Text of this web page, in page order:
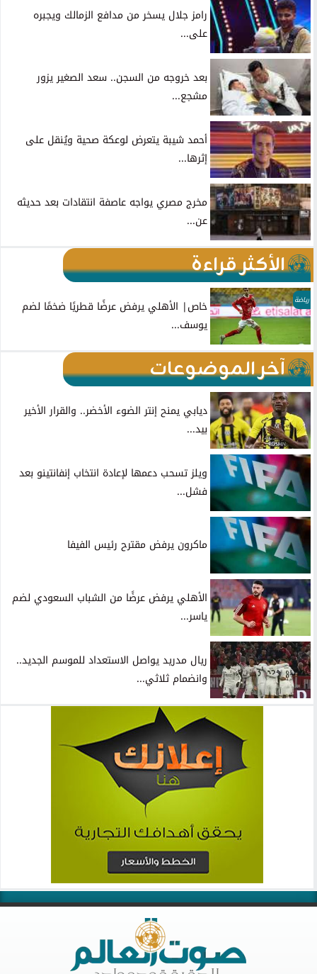
رامز جلال يسخر من مدافع الزمالك ويجبره
على...
بعد خروجه من السجن.. سعد الصغير يزور
مشجع...
أحمد شيبة يتعرض لوعكة صحية ويُنقل على
إثرها...
مخرج مصري يواجه عاصفة انتقادات بعد حديثه
عن...
الأكثر قراءة
رياضة
خاص| الأهلي يرفض عرضًا قطريًا ضخمًا لضم
يوسف...
آخر الموضوعات
ديابي يمنح إنتر الضوء الأخضر.. والقرار الأخير
بيد...
ويلز تسحب دعمها لإعادة انتخاب إنفانتينو بعد
فشل...
ماكرون يرفض مقترح رئيس الفيفا
الأهلي يرفض عرضًا من الشباب السعودي لضم
ياسر...
ريال مدريد يواصل الاستعداد للموسم الجديد..
وانضمام ثلاثي...